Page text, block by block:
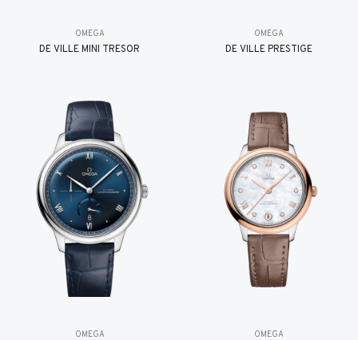
OMEGA
DE VILLE MINI TRÉSOR
OMEGA
DE VILLE PRESTIGE
OMEGA OMEGA